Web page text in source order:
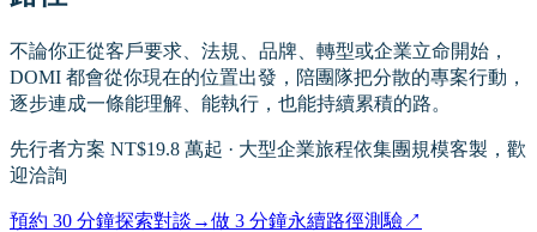
不論你正從客戶要求、法規、品牌、轉型或企業立命開始，
DOMI 都會從你現在的位置出發，陪團隊把分散的專案行動，
逐步連成一條能理解、能執行，也能持續累積的路。
先行者方案 NT$19.8 萬起 · 大型企業旅程依集團規模客製，歡
迎洽詢
預約 30 分鐘探索對談 →做 3 分鐘永續路徑測驗↗